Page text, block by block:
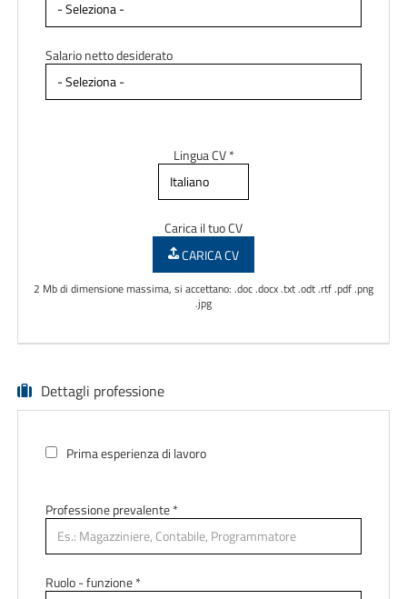
Salario netto desiderato
Lingua CV *
Carica il tuo CV
CARICA CV
2 Mb di dimensione massima, si accettano: .doc .docx .txt .odt .rtf .pdf .png
.jpg
Dettagli professione
Prima esperienza di lavoro
Professione prevalente*
Ruolo - funzione *